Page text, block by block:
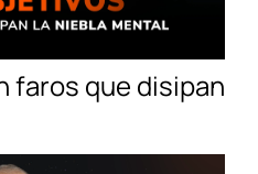
faros que disipan